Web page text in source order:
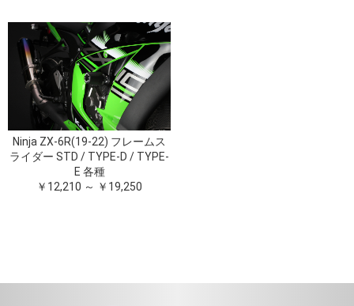
Ninja ZX-6R(19-22) フレームス
ライダー STD / TYPE-D / TYPE-
E 各種
￥12,210 ～ ￥19,250